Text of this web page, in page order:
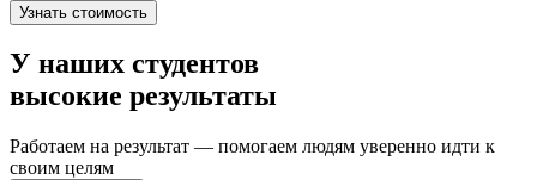
Узнать стоимость
У наших студентов
высокие результаты
Работаем на результат — помогаем людям уверенно идти к
своим целям